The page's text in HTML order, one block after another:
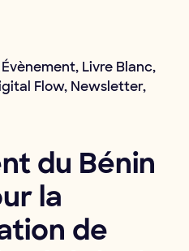
Évènement, Livre Blanc,
Flow, Newsletter,
du Bénin
la
de